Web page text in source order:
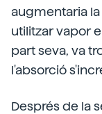
augmentaria
utilitzar vapor
part seva, va
l'absorció
Després de la